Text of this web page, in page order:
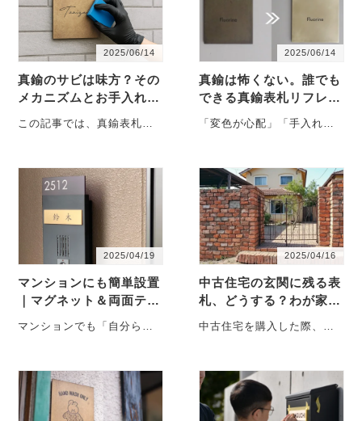
2025/06/14
真鍮のサビは味方？その
メカニズムとお手入れ方
法を解説
この記事では、真鍮表札が
によって異なる変化・・・
2025/06/14
真鍮は怖くない。誰でも
できる真鍮表札リフレッ
シュの方法
「変色が心配」「手入れが
鍮の表・・・
2025/04/19
マンションにも簡単設置
｜マグネット＆両面テー
プ対応の真鍮表札
マンションでも「自分らし
鍮表札のご提案です。エン
ト・・・
2025/04/16
中古住宅の玄関に残る表
札、どうする？わが家ら
しさは真鍮で整える
中古住宅を購入した際、以
ケースは少なくあり・・・